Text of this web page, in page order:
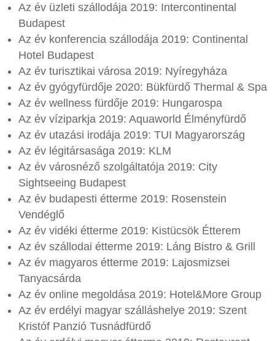
Az év üzleti szállodája 2019: Intercontinental
Budapest
Az év konferencia szállodája 2019: Continental
Hotel Budapest
Az év turisztikai városa 2019: Nyíregyháza
Az év gyógyfürdője 2020: Bükfürdő Thermal & Spa
Az év wellness fürdője 2019: Hungarospa
Az év víziparkja 2019: Aquaworld Élményfürdő
Az év utazási irodája 2019: TUI Magyarország
Az év légitársasága 2019: KLM
Az év városnéző szolgáltatója 2019: City
Sightseeing Budapest
Az év budapesti étterme 2019: Rosenstein
Vendéglő
Az év vidéki étterme 2019: Kistücsök Étterem
Az év szállodai étterme 2019: Láng Bistro & Grill
Az év magyaros étterme 2019: Lajosmizsei
Tanyacsárda
Az év online megoldása 2019: Hotel&More Group
Az év erdélyi magyar szálláshelye 2019: Szent
Kristóf Panzió Tusnádfürdő